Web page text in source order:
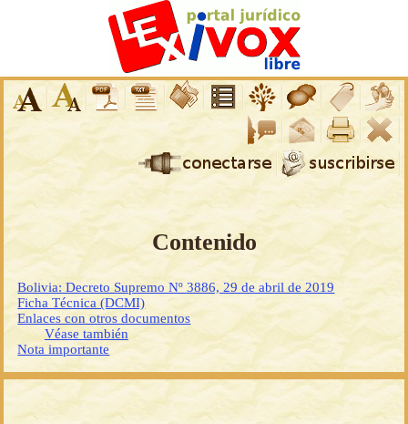
Contenido
Bolivia: Decreto Supremo Nº 3886, 29 de abril de 2019
Ficha Técnica (DCMI)
Enlaces con otros documentos
Véase también
Nota importante